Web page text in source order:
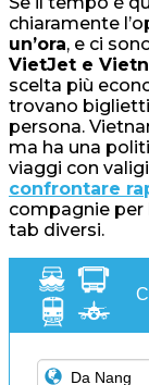
chiaramente
un’ora, e ci
VietJet e
scelta più
trovano
persona.
ma ha una
viaggi con
confrontare
compagnie per
tab diversi.